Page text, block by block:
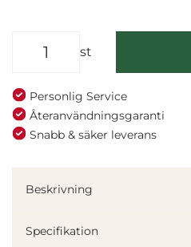
och annonserna till
vidarebefordrar även sådana
st
Personlig Service
Återanvändningsgaranti
Snabb & säker leverans
Beskrivning
Specifikation